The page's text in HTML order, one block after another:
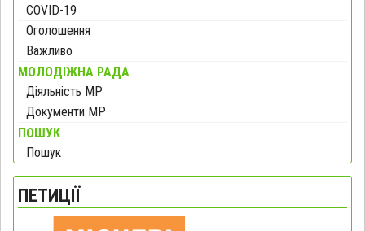
COVID-19
Оголошення
Важливо
МОЛОДІЖНА РАДА
Діяльність МР
Документи МР
ПОШУК
Пошук
ПЕТИЦІЇ